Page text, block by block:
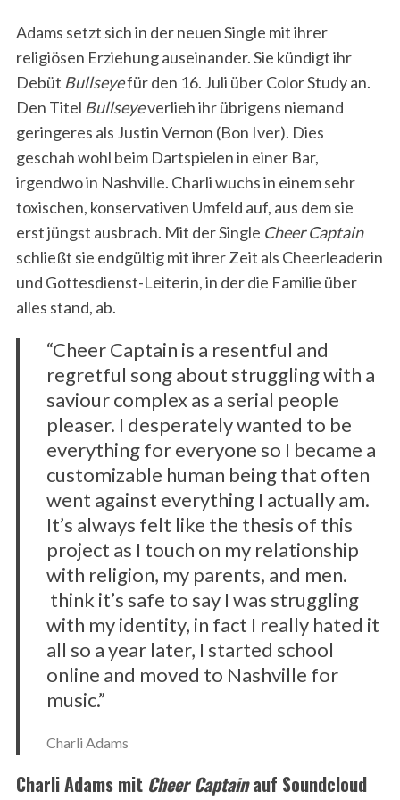
Adams setzt sich in der neuen Single mit ihrer
religiösen Erziehung auseinander. Sie kündigt ihr
Debüt Bullseyefür den 16. Juli über Color Study an.
Den Titel Bullseyeverlieh ihr übrigens niemand
geringeres als Justin Vernon (Bon Iver). Dies
geschah wohl beim Dartspielen in einer Bar,
irgendwo in Nashville. Charli wuchs in einem sehr
toxischen, konservativen Umfeld auf, aus dem sie
erst jüngst ausbrach. Mit der Single Cheer Captain
schließt sie endgültig mit ihrer Zeit als Cheerleaderin
und Gottesdienst-Leiterin, in der die Familie über
alles stand, ab.
“Cheer Captain is a resentful and
regretful song about struggling with a
saviour complex as a serial people
pleaser. I desperately wanted to be
everything for everyone so I became a
customizable human being that often
went against everything I actually am.
It’s always felt like the thesis of this
project as I touch on my relationship
with religion, my parents, and men.
think it’s safe to say I was struggling
with my identity, in fact I really hated it
all so a year later, I started school
online and moved to Nashville for
music.”
Charli Adams
Charli Adams mit Cheer Captainauf Soundcloud